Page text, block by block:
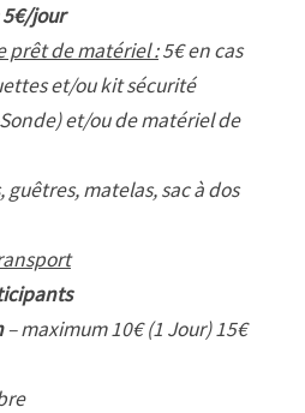
5€/jour
prêt de matériel :5€ en cas
et/ou kit sécurité
et/ou de matériel de
matelas, sac à dos
– maximum 10€ (1 Jour) 15€